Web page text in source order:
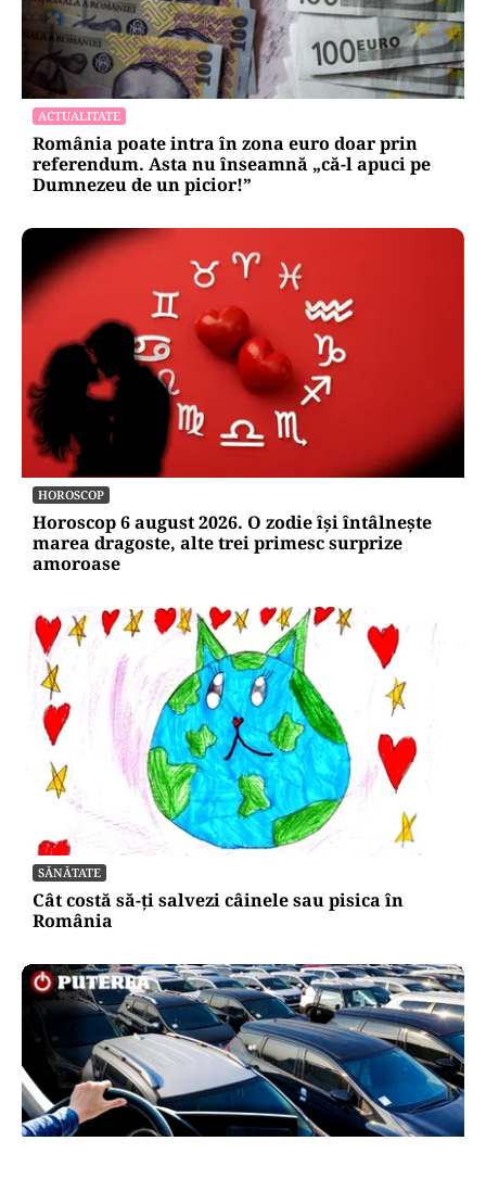
ACTUALITATE
România poate intra în zona euro doar prin
referendum. Asta nu înseamnă „că-l apuci pe
Dumnezeu de un picior!”
HOROSCOP
Horoscop 6 august 2026. O zodie își întâlnește
marea dragoste, alte trei primesc surprize
amoroase
SĂNĂTATE
Cât costă să-ți salvezi câinele sau pisica în
România